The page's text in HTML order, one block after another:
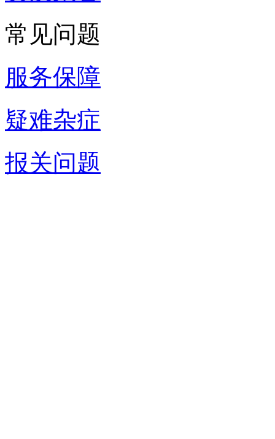
常见问题
服务保障
疑难杂症
报关问题